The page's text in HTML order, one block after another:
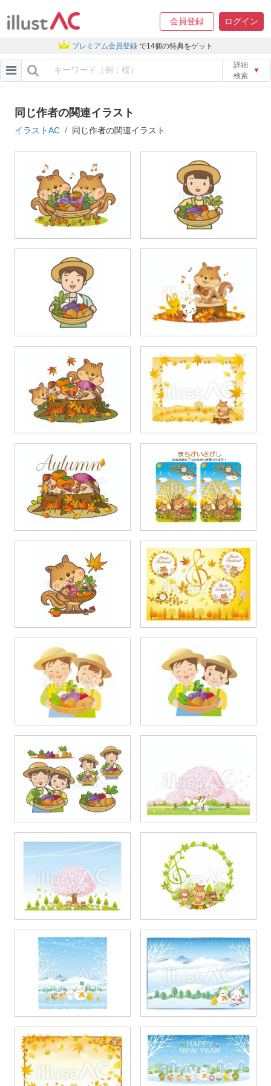
会員登録 ログイン
プレミアム会員登録 で14個の特典をゲット
詳細
検索
▼
同じ作者の関連イラスト
イラストAC 同じ作者の関連イラスト